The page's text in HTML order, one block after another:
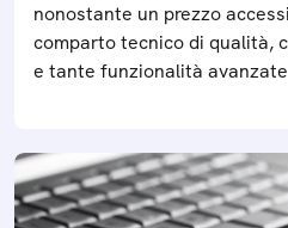
nonostante un prezzo
comparto tecnico di qualità,
e tante funzionalità avanzate